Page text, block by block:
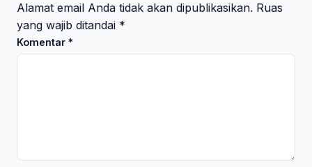
Alamat email Anda tidak akan dipublikasikan. Ruas
yang wajib ditandai *
Komentar *